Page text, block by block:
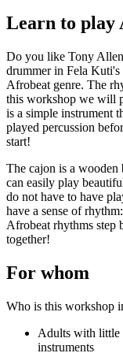
Je kunt ook ‘datum
doorgeeft om mee te
Lees s.v.p. ook de
‘Inschrijving als
Ik wil een zelf te
dan in met je eigen
de waarde van je
Vermeld bij
kiezen‘.
Wij weten dan dat die
Lees s.v.p. ook de
Onderstaande
Learn to play
Do you like Tony
drummer in Fela
Afrobeat genre. The
this workshop we will
is a simple instrument
played percussion
start!
The cajon is a
can easily play
do not have to have
have a sense of
Afrobeat rhythms step
together!
For whom
Who is this workshop
Adults with little
instruments